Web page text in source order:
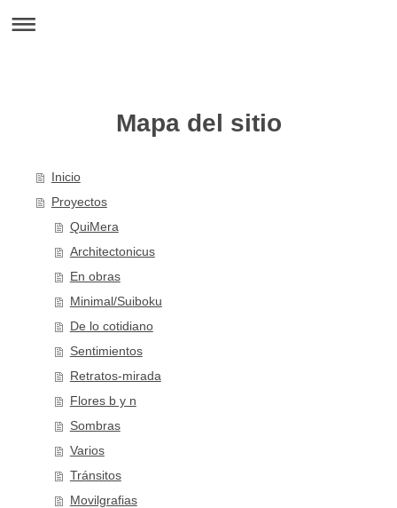
Mapa del sitio
Inicio
Proyectos
QuiMera
Architectonicus
En obras
Minimal/Suiboku
De lo cotidiano
Sentimientos
Retratos-mirada
Flores b y n
Sombras
Varios
Tránsitos
Movilgrafias